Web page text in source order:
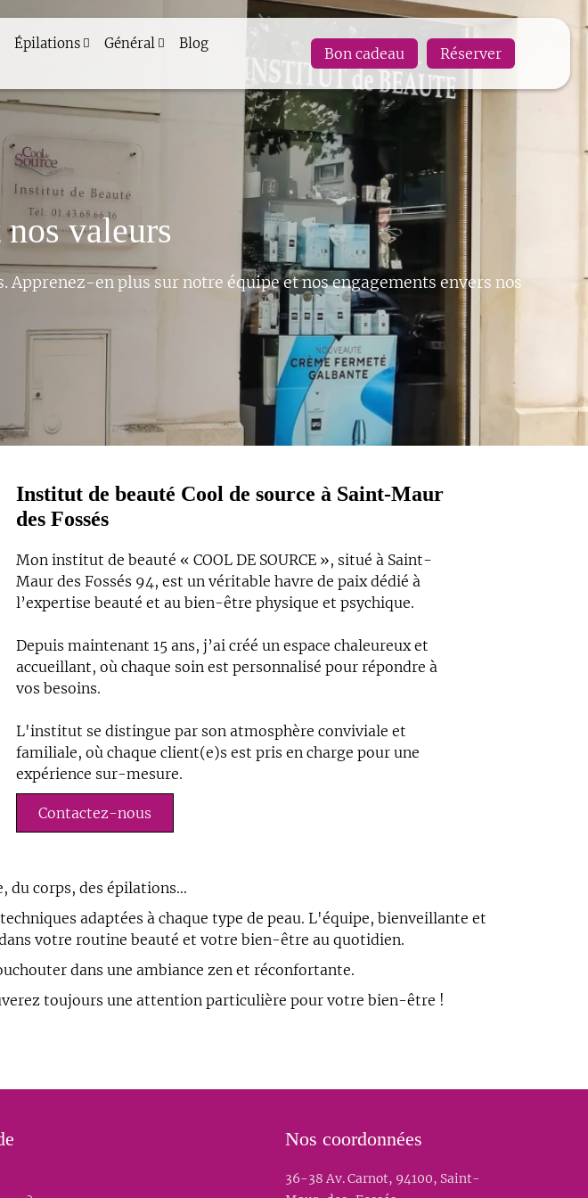
Épilations Général Blog
Bon cadeau Réserver
valeurs
en plus sur notre équipe et nos engagements envers nos
Institut de beauté Cool de source à Saint-Maur
des Fossés
Mon institut de beauté « COOL DE SOURCE », situé à Saint-
Maur des Fossés 94, est un véritable havre de paix dédié à
l’expertise beauté et au bien-être physique et psychique.
Depuis maintenant 15 ans, j’ai créé un espace chaleureux et
accueillant, où chaque soin est personnalisé pour répondre à
vos besoins.
L'institut se distingue par son atmosphère conviviale et
familiale, où chaque client(e)s est pris en charge pour une
expérience sur-mesure.
Contactez-nous
du corps, des épilations…
adaptées à chaque type de peau. L'équipe, bienveillante et
votre routine beauté et votre bien-être au quotidien.
dans une ambiance zen et réconfortante.
toujours une attention particulière pour votre bien-être !
Nos coordonnées
36-38 Av. Carnot, 94100, Saint-